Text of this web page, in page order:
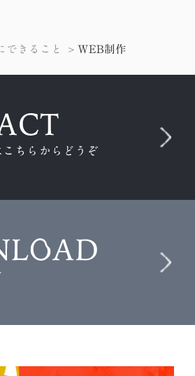
できること WEB制作
ちらからどうぞ